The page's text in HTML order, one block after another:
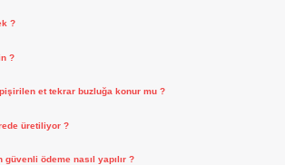
?
?
pişirilen et tekrar buzluğa konur mu ?
üretiliyor ?
güvenli ödeme nasıl yapılır ?